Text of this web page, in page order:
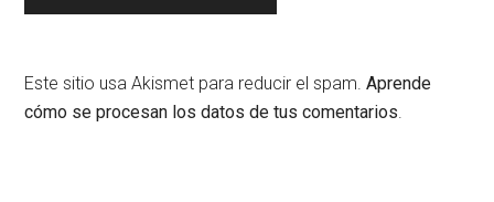
Este sitio usa Akismet para reducir el spam.Aprende
cómo se procesan los datos de tus comentarios.